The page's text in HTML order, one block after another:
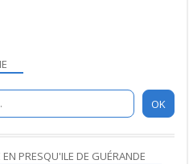
EN PRESQU'ILE DE GUÉRANDE